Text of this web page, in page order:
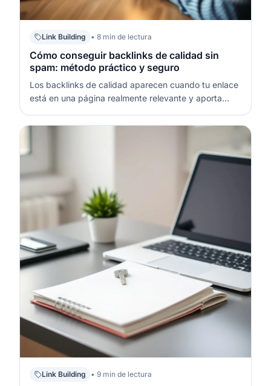
Link Building • 8 min de lectura
Cómo conseguir backlinks de calidad sin
spam: método práctico y seguro
Los backlinks de calidad aparecen cuando tu enlace
está en una página realmente relevante y aporta
editorial, no de “colocar URLs” donde sea. Si
natural, construirás…
Link Building • 9 min de lectura